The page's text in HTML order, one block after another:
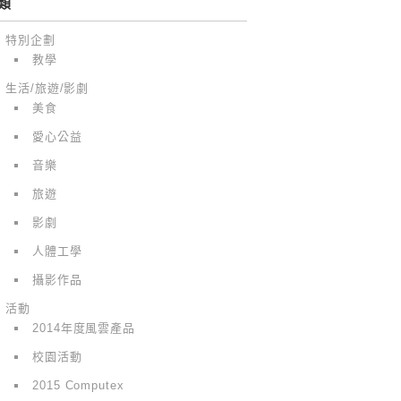
特別企劃
教學
生活/旅遊/影劇
美食
愛心公益
音樂
旅遊
影劇
人體工學
攝影作品
活動
2014年度風雲產品
校園活動
2015 Computex